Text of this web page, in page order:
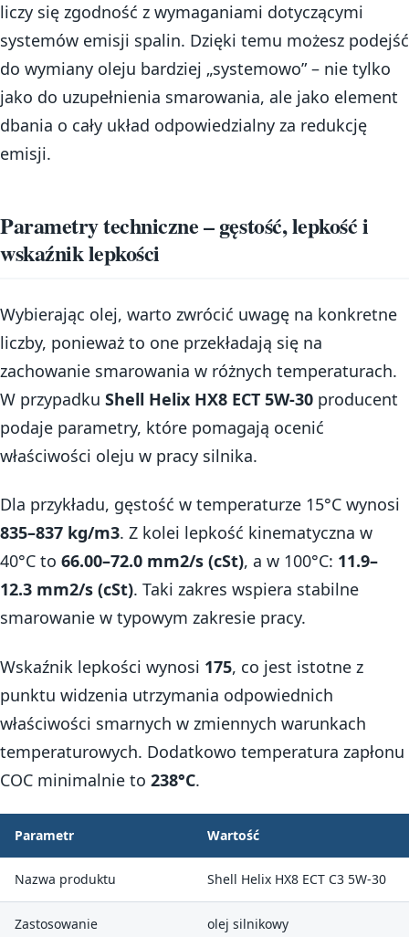
liczy się zgodność z wymaganiami dotyczącymi
systemów emisji spalin. Dzięki temu możesz podejść
do wymiany oleju bardziej „systemowo” – nie tylko
jako do uzupełnienia smarowania, ale jako element
dbania o cały układ odpowiedzialny za redukcję
emisji.
Parametry techniczne – gęstość, lepkość i
wskaźnik lepkości
Wybierając olej, warto zwrócić uwagę na konkretne
liczby, ponieważ to one przekładają się na
zachowanie smarowania w różnych temperaturach.
W przypadku Shell Helix HX8 ECT 5W-30 producent
podaje parametry, które pomagają ocenić
właściwości oleju w pracy silnika.
Dla przykładu, gęstość w temperaturze 15°C wynosi
835–837 kg/m3. Z kolei lepkość kinematyczna w
40°C to 66.00–72.0 mm2/s (cSt), a w 100°C: 11.9–
12.3 mm2/s (cSt). Taki zakres wspiera stabilne
smarowanie w typowym zakresie pracy.
Wskaźnik lepkości wynosi 175, co jest istotne z
punktu widzenia utrzymania odpowiednich
właściwości smarnych w zmiennych warunkach
temperaturowych. Dodatkowo temperatura zapłonu
COC minimalnie to 238°C.
Parametr Wartość
Nazwa produktu Shell Helix HX8 ECT C3 5W-30
Zastosowanie olej silnikowy